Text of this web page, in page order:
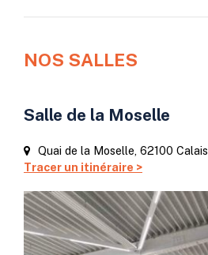
NOS SALLES
Salle de la Moselle
Quai de la Moselle, 62100 Calais
Tracer un itinéraire >